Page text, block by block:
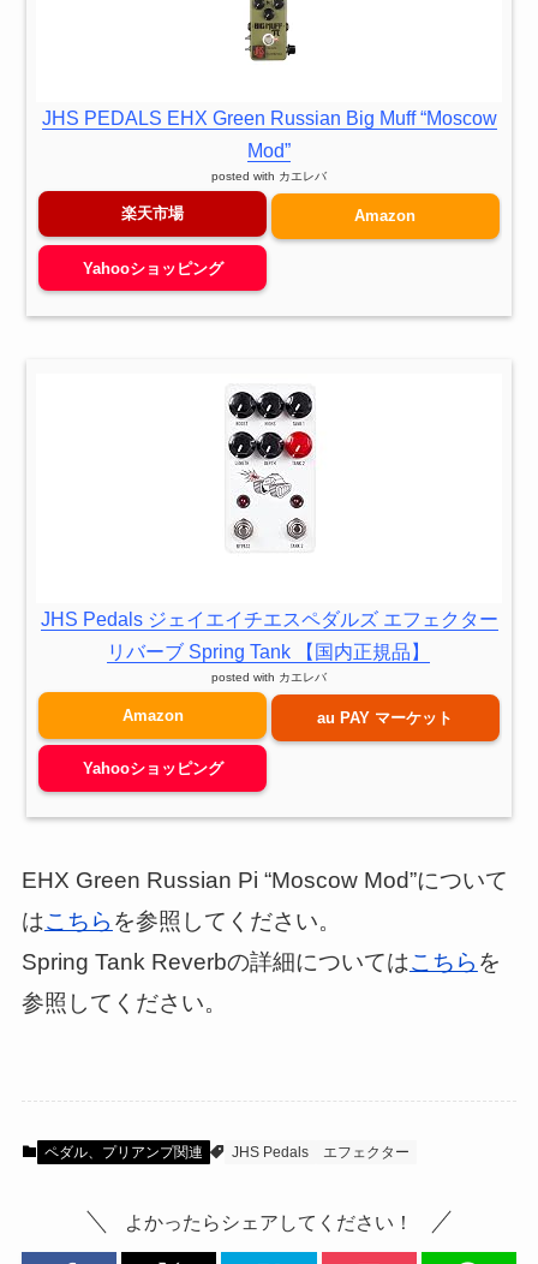
JHS PEDALS EHX Green Russian Big Muff “Moscow
Mod”
posted with カエレバ
楽天市場 Amazon
Yahooショッピング
JHS Pedals ジェイエイチエスペダルズ エフェクター
リバーブ Spring Tank 【国内正規品】
posted with カエレバ
Amazon au PAY マーケット
Yahooショッピング
EHX Green Russian Pi “Moscow Mod”について
はこちら を参照してください。
Spring Tank Reverbの詳細についてはこちら を
参照してください。
ペダル、プリアンプ関連 JHS Pedals エフェクター
よかったらシェアしてください！